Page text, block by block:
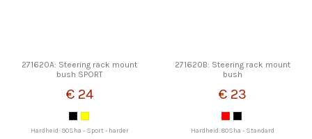
271620A: Steering rack mount
bush SPORT
€ 24
Hardheid: 90Sha - Sport - harder
271620B: Steering rack mount
bush
€ 23
Hardheid: 80Sha - Standard